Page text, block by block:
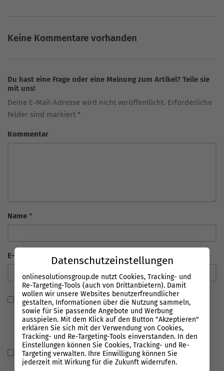
Keine Kommentare vorhanden
Du hast eine Frage oder eine Meinung zum Artikel? Teile sie
mit uns!
Deine E-Mail-Adresse wird nicht veröffentlicht. Erforderliche
Felder sind markiert *
Kommentar
Name *
E-Mail Adresse
Ich habe dieDatenschutzerklärunggelesen und stimme
zu, dass meine Angaben verarbeitet und gespeichert
werden. Die Einwilligung ist über
info@onlinesolutionsgroup.de jederzeit widerrufbar.
Name, E-Mail-Adresse und Website in diesem Browser
für meinen nächsten Kommentar speichern.
Datenschutzeinstellungen
onlinesolutionsgroup.de nutzt Cookies, Tracking- und
Re-Targeting-Tools (auch von Drittanbietern). Damit
wollen wir unsere Websites benutzerfreundlicher
gestalten, Informationen über die Nutzung sammeln,
sowie für Sie passende Angebote und Werbung
ausspielen. Mit dem Klick auf den Button "Akzeptieren"
erklären Sie sich mit der Verwendung von Cookies,
Tracking- und Re-Targeting-Tools einverstanden. In den
Einstellungen können Sie Cookies, Tracking- und Re-
Targeting verwalten. Ihre Einwilligung können Sie
jederzeit mit Wirkung für die Zukunft widerrufen.